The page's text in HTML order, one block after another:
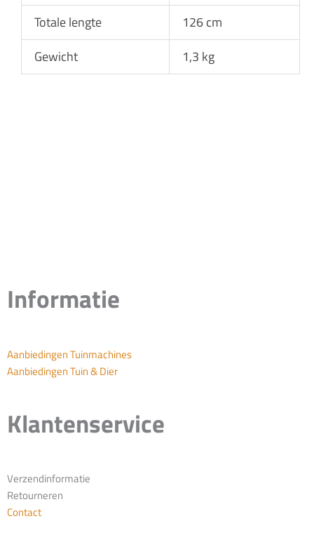
Totale lengte
126 cm
Gewicht
1,3 kg
Informatie
Aanbiedingen Tuinmachines
Aanbiedingen Tuin & Dier
Klantenservice
Verzendinformatie
Retourneren
Contact